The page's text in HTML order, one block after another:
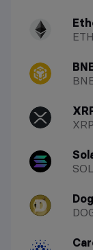
ETH
XRP
SOL